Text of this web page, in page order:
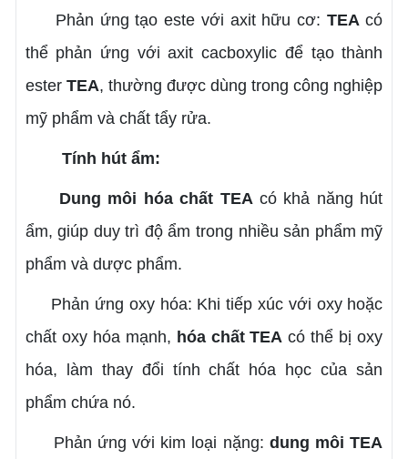
Phản ứng tạo este với axit hữu cơ: TEAcó
thể phản ứng với axit cacboxylic để tạo thành
ester TEA, thường được dùng trong công nghiệp
mỹ phẩm và chất tẩy rửa.
Tính hút ẩm:
Dung môi hóa chất TEAcó khả năng hút
ẩm, giúp duy trì độ ẩm trong nhiều sản phẩm mỹ
phẩm và dược phẩm.
Phản ứng oxy hóa: Khi tiếp xúc với oxy hoặc
chất oxy hóa mạnh, hóa chấtTEA có thể bị oxy
hóa, làm thay đổi tính chất hóa học của sản
phẩm chứa nó.
Phản ứng với kim loại nặng: dung môi TEA